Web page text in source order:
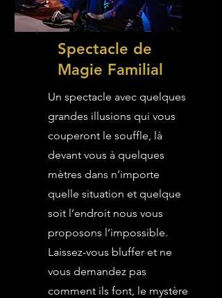
Spectacle de
Magie Familial
Un spectacle avec quelques
grandes illusions qui vous
couperont le souffle, là
devant vous à quelques
mètres dans n’importe
quelle situation et quelque
soit l’endroit nous vous
proposons l’impossible.
Laissez-vous bluffer et ne
vous demandez pas
comment ils font, le mystère